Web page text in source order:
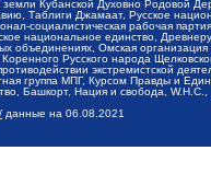
Кубанской Духовно Родовой
Таблиги Джамаат, Русское
социалистическая рабочая
национальное единство,
объединениях, Омская
Русского народа
экстремистской
группа МПГ, Курсом Правды и
Башкорт, Нация и свобода,
данные на 06.08.2021